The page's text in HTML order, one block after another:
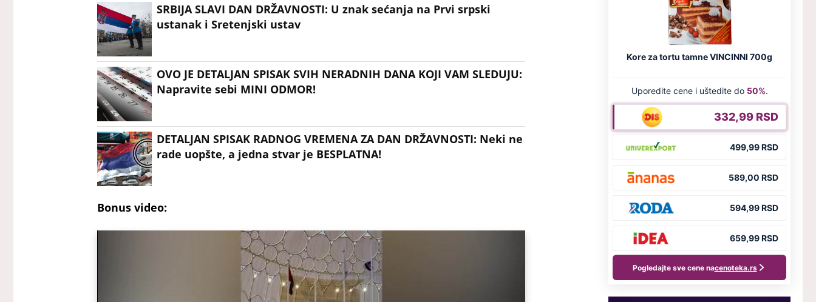
SRBIJA SLAVI DAN DRŽAVNOSTI: U znak sećanja na Prvi srpski
ustanak i Sretenjski ustav
OVO JE DETALJAN SPISAK SVIH NERADNIH DANA KOJI VAM SLEDUJU:
Napravite sebi MINI ODMOR!
DETALJAN SPISAK RADNOG VREMENA ZA DAN DRŽAVNOSTI: Neki ne
rade uopšte, a jedna stvar je BESPLATNA!
Bonus video: